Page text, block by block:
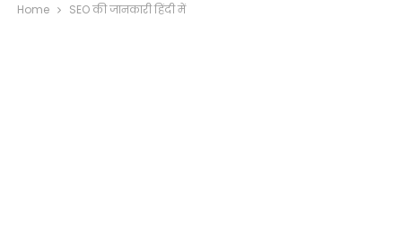
Home SEO की जानकारी हिंदी में